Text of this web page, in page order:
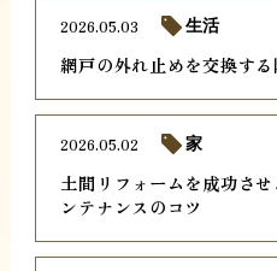
網戸の外れ止めを交換す
2026.05.03 生活
土間リフォームを成功さ
ンテナンスのコツ
2026.05.02 家